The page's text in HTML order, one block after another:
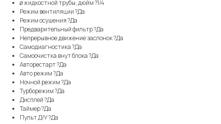
ø жидкостной трубы, дюйм ?1/4
Режим вентиляции ?Да
Режим осушения ?Да
Предварительный фильтр ?Да
Непрерывное движение заслонок ?Да
Самодиагностика ?Да
Самоочистка внут блока ?Да
Авторестарт ?Да
Авто режим ?Да
Ночной режим ?Да
Турборежим ?Да
Дисплей ?Да
Таймер ?Да
Пульт Д/У ?Да